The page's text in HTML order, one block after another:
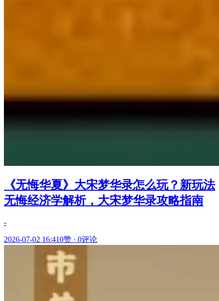
《无悔华夏》大宋梦华录怎么玩？新玩法
无悔经济学解析，大宋梦华录攻略指南
-
2026-07-02 16:410赞 · 0评论